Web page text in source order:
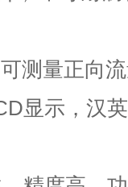
量正向流
示，汉英